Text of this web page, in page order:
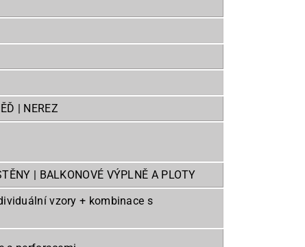
| NEREZ
| BALKONOVÉ VÝPLNĚ A PLOTY
vzory + kombinace s